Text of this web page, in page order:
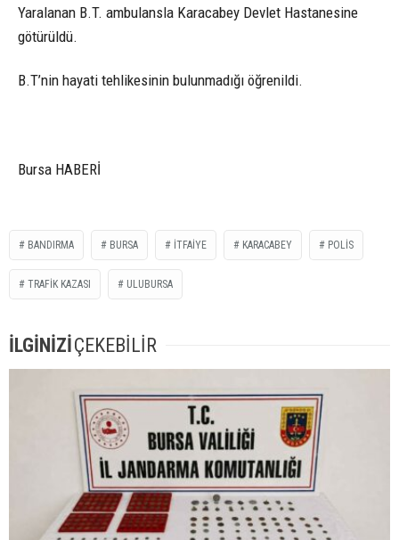
Yaralanan B.T. ambulansla Karacabey Devlet Hastanesine
götürüldü.
B.T’nin hayati tehlikesinin bulunmadığı öğrenildi.
Bursa HABERİ
BANDIRMA BURSA ITFAIYE KARACABEY POLIS
TRAFIK KAZASI ULUBURSA
İLGİNİZİÇEKEBİLİR